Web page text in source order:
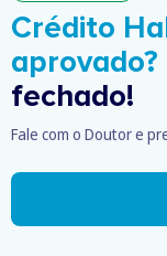
Crédito
aprovado?
fechado!
Fale com o Doutor e